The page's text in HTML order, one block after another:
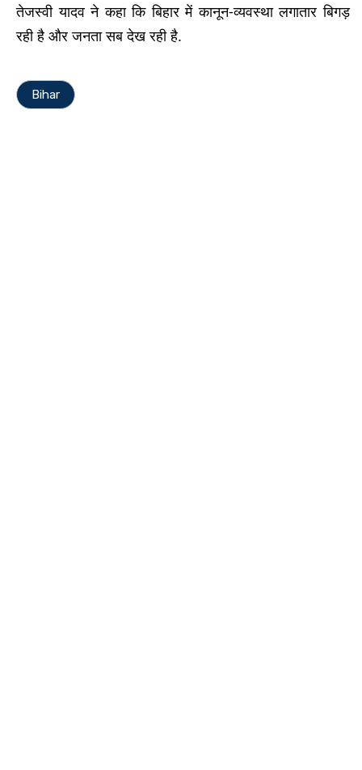
तेजस्वी यादव ने कहा कि बिहार में कानून-व्यवस्था लगातार बिगड़
रही है और जनता सब देख रही है.
Bihar